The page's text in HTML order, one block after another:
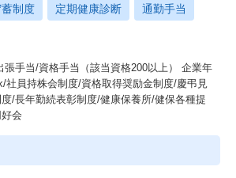
制度 定期健康診断 通勤手当
張手当/資格手当（該当資格200以上） 企業年
社員持株会制度/資格取得奨励金制度/慶弔見
/長年勤続表彰制度/健康保養所/健保各種提
会